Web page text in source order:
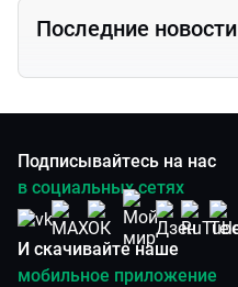
Последние новости
Подписывайтесь на нас
в социальных сетях
И скачивайте наше
мобильное приложение